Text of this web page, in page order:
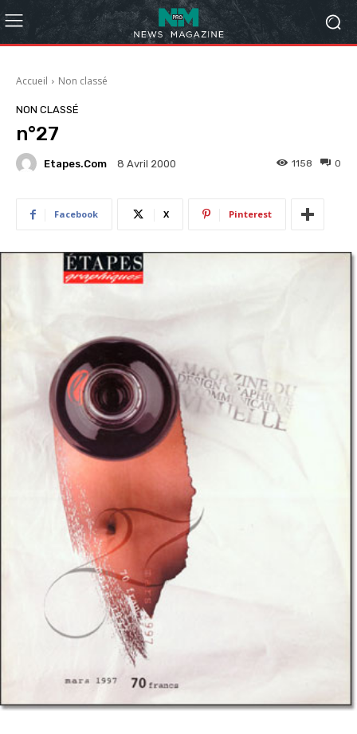
Accueil Non classé
NON CLASSÉ
n°27
Etapes.com 8 Avril 2000 0
1158
Facebook X Pinterest